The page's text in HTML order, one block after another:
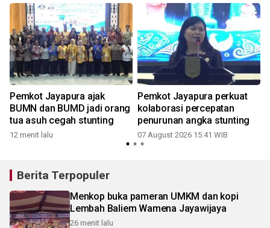
Pemkot Jayapura ajak
BUMN dan BUMD jadi orang
tua asuh cegah stunting
12 menit lalu
Pemkot Jayapura perkuat
kolaborasi percepatan
penurunan angka stunting
07 August 2026 15:41 WIB
Berita Terpopuler
Menkop buka pameran UMKM dan kopi
Lembah Baliem Wamena Jayawijaya
26 menit lalu